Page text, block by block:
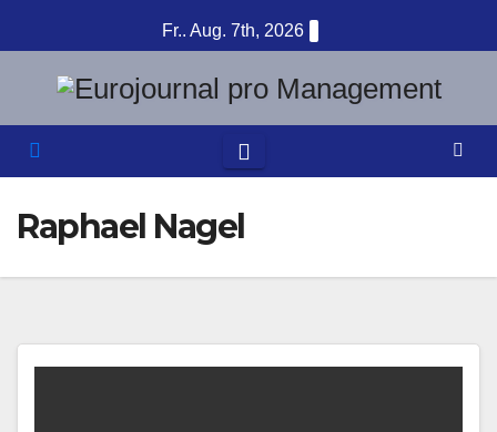
Inhalt
springen
Fr.. Aug. 7th, 2026
Raphael Nagel